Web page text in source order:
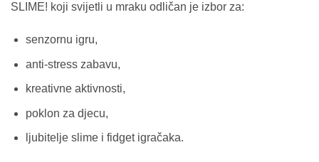
SLIME! koji svijetli u mraku odličan je izbor za:
senzornu igru,
anti-stress zabavu,
kreativne aktivnosti,
poklon za djecu,
ljubitelje slime i fidget igračaka.